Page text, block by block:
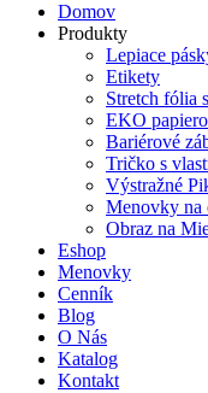
Domov
Produkty
Lepiace
Etikety
Stretch fólia
EKO
Bariérové
Tričko s
Výstražné
Menovky na
Obraz na
Eshop
Menovky
Cenník
Blog
O Nás
Katalog
Kontakt